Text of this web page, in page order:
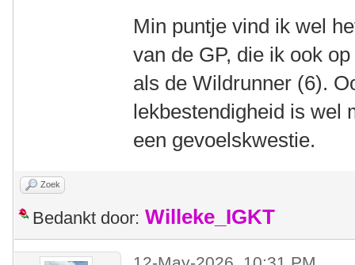
Min puntje vind ik wel
van de GP, die ik ook
als de Wildrunner (6).
lekbestendigheid is wel
een gevoelskwestie.
Zoek
Bedankt door: Willeke_IGKT